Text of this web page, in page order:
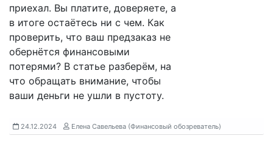
приехал. Вы платите, доверяете, а
в итоге остаётесь ни с чем. Как
проверить, что ваш предзаказ не
обернётся финансовыми
потерями? В статье разберём, на
что обращать внимание, чтобы
ваши деньги не ушли в пустоту.
24.12.2024 Елена Савельева (Финансовый обозреватель)